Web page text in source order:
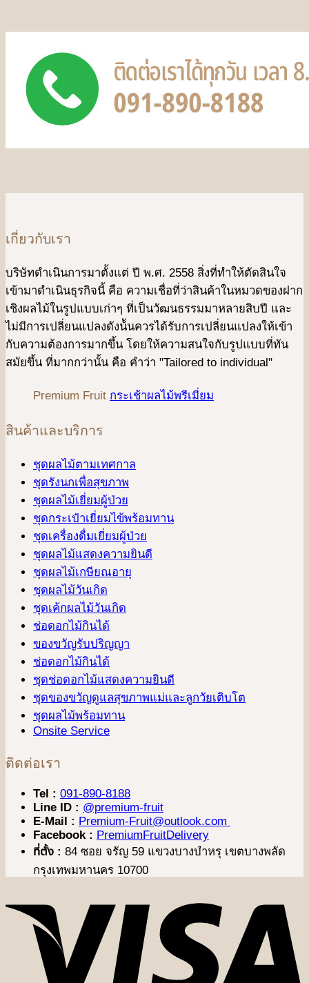
เกี่ยวกับเรา
บริษัทดําเนินการมาตั้งแต่ ปี พ.ศ. 2558 สิ่งที่ทำให้ตัดสินใจ
เข้ามาดําเนินธุรกิจนี้ คือ ความเชื่อที่ว่าสินค้าในหมวดของฝาก
เชิงผลไม้ในรูปแบบเก่าๆ ที่เป็นวัฒนธรรมมาหลายสิบปี และ
ไม่มีการเปลี่ยนแปลงดังน้ันควรได้รับการเปลี่ยนแปลงให้เข้า
กับความต้องการมากขึ้น โดยให้ความสนใจกับรูปแบบที่ทัน
สมัยขึ้น ที่มากกว่านั้น คือ คําว่า "Tailored to individual"
Premium Fruit กระเช้าผลไม้พรีเมี่ยม
สินค้าและบริการ
ชุดผลไม้ตามเทศกาล
ชุดรังนกเพื่อสุขภาพ
ชุดผลไม้เยี่ยมผู้ป่วย
ชุดกระเป๋าเยี่ยมไข้พร้อมทาน
ชุดเครื่องดื่มเยี่ยมผู้ป่วย
ชุดผลไม้แสดงความยินดี
ชุดผลไม้เกษียณอายุ
ชุดผลไม้วันเกิด
ชุดเค้กผลไม้วันเกิด
ช่อดอกไม้กินได้
ของขวัญรับปริญญา
ช่อดอกไม้กินได้
ชุดช่อดอกไม้แสดงความยินดี
ชุดของขวัญดูแลสุขภาพแม่และลูกวัยเติบโต
ชุดผลไม้พร้อมทาน
Onsite Service
ติดต่อเรา
Tel : 091-890-8188
Line ID : @premium-fruit
E-Mail : Premium-Fruit@outlook.com
Facebook : PremiumFruitDelivery
ที่ตั้ง : 84 ซอย จรัญ 59 แขวงบางบำหรุ เขตบางพลัด
กรุงเทพมหานคร 10700